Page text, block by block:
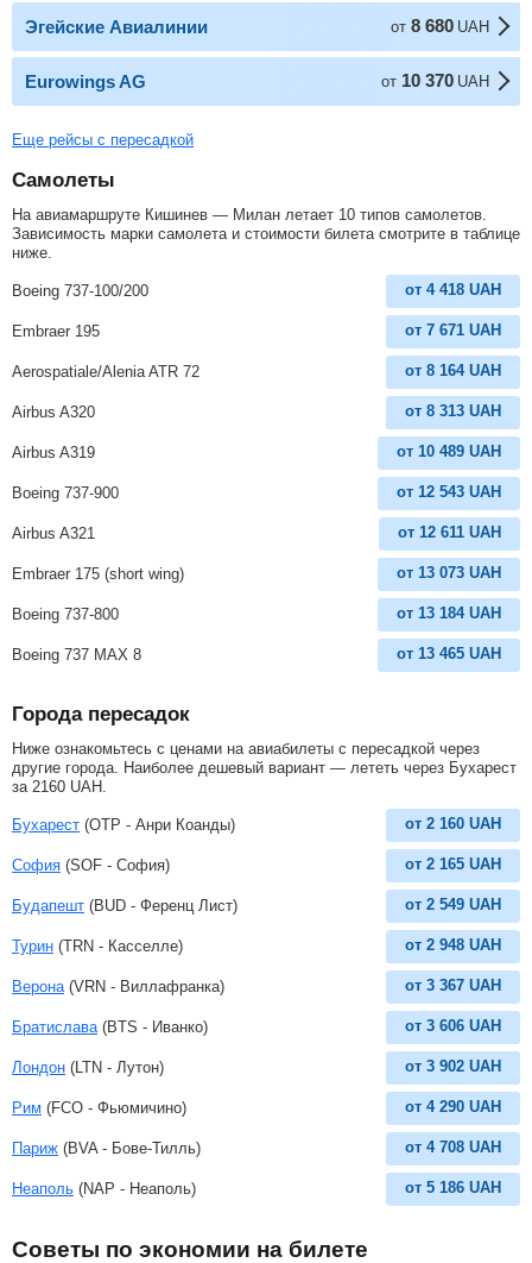
Эгейские Авиалинии от 8 680 UAH
Eurowings AG от 10 370 UAH
Еще рейсы с пересадкой
Самолеты
На авиамаршруте Кишинев — Милан летает 10 типов самолетов.
Зависимость марки самолета и стоимости билета смотрите в таблице
ниже.
Boeing 737-100/200 от 4 418 UAH
Embraer 195 от 7 671 UAH
Aerospatiale/Alenia ATR 72 от 8 164 UAH
Airbus A320 от 8 313 UAH
Airbus A319 от 10 489 UAH
Boeing 737-900 от 12 543 UAH
Airbus A321 от 12 611 UAH
Embraer 175 (short wing) от 13 073 UAH
Boeing 737-800 от 13 184 UAH
Boeing 737 MAX 8 от 13 465 UAH
Города пересадок
Ниже ознакомьтесь с ценами на авиабилеты с пересадкой через
другие города. Наиболее дешевый вариант — лететь через Бухарест
за 2160 UAH
Бухарест (OTP - Анри Коанды) от 2 160 UAH
София (SOF - София) от 2 165 UAH
Будапешт (BUD - Ференц Лист) от 2 549 UAH
Турин (TRN - Касселле) от 2 948 UAH
Верона (VRN - Виллафранка) от 3 367 UAH
Братислава (BTS - Иванко) от 3 606 UAH
Лондон (LTN - Лутон) от 3 902 UAH
Рим (FCO - Фьюмичино) от 4 290 UAH
Париж (BVA - Бове-Тилль) от 4 708 UAH
Неаполь (NAP - Неаполь) от 5 186 UAH
Советы по экономии на билете